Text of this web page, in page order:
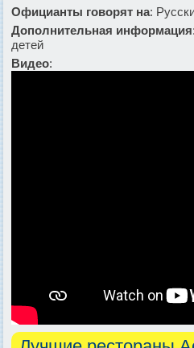
Официанты говорят на:
Дополнительная информация
детей
Видео: